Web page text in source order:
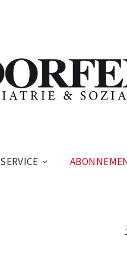
SERVICE